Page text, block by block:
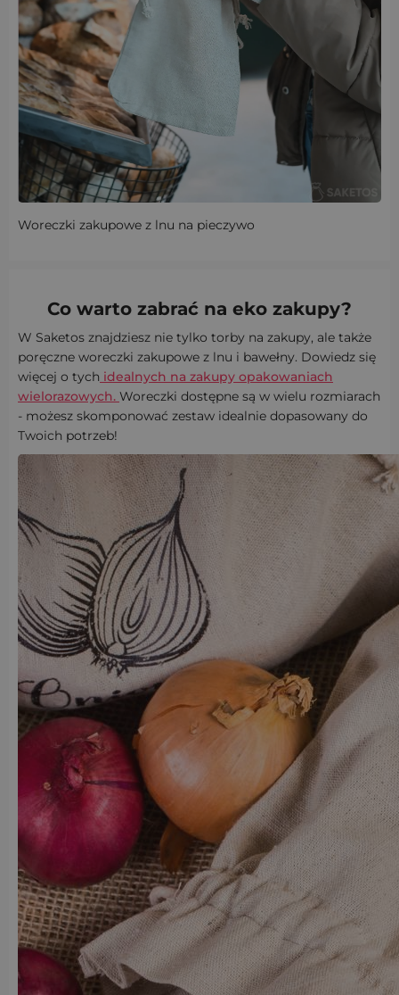
Woreczki zakupowe z lnu na pieczywo
Co warto zabrać na eko zakupy?
W Saketos znajdziesz nie tylko torby na zakupy, ale także
poręczne woreczki zakupowe z lnu i bawełny. Dowiedz się
więcej o tych idealnych na zakupy opakowaniach
wielorazowych. Woreczki dostępne są w wielu rozmiarach
- możesz skomponować zestaw idealnie dopasowany do
Twoich potrzeb!